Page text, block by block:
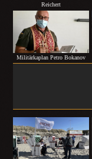
Reichert
Militärkaplan Petro Bokanov